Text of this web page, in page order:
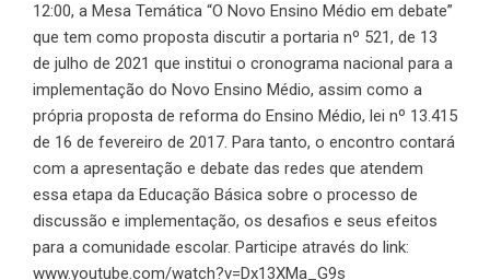
12:00, a Mesa Temática “O Novo Ensino Médio em debate”
que tem como proposta discutir a portaria nº 521, de 13
de julho de 2021 que institui o cronograma nacional para a
implementação do Novo Ensino Médio, assim como a
própria proposta de reforma do Ensino Médio, lei nº 13.415
de 16 de fevereiro de 2017. Para tanto, o encontro contará
com a apresentação e debate das redes que atendem
essa etapa da Educação Básica sobre o processo de
discussão e implementação, os desafios e seus efeitos
para a comunidade escolar. Participe através do link:
www.youtube.com/watch?v=Dx13XMa_G9s